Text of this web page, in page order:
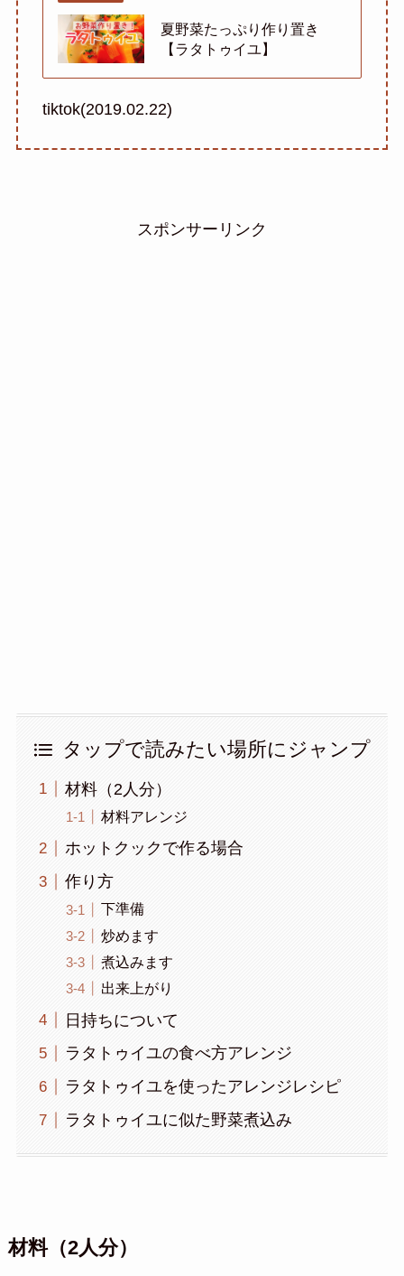
夏野菜たっぷり作り置き
【ラタトゥイユ】
tiktok(2019.02.22)
スポンサーリンク
タップで読みたい場所にジャンプ
材料（2人分）
材料アレンジ
ホットクックで作る場合
作り方
下準備
炒めます
煮込みます
出来上がり
日持ちについて
ラタトゥイユの食べ方アレンジ
ラタトゥイユを使ったアレンジレシピ
ラタトゥイユに似た野菜煮込み
材料（2人分）